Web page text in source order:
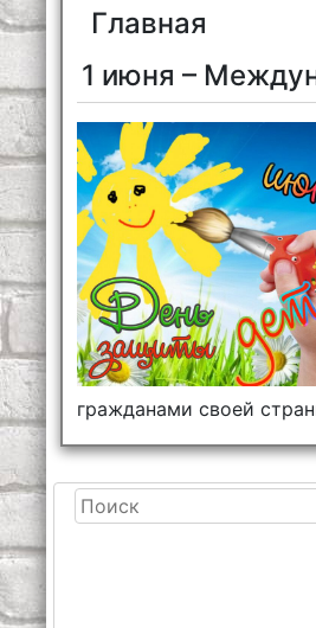
Главная
1 июня –
гражданами своей